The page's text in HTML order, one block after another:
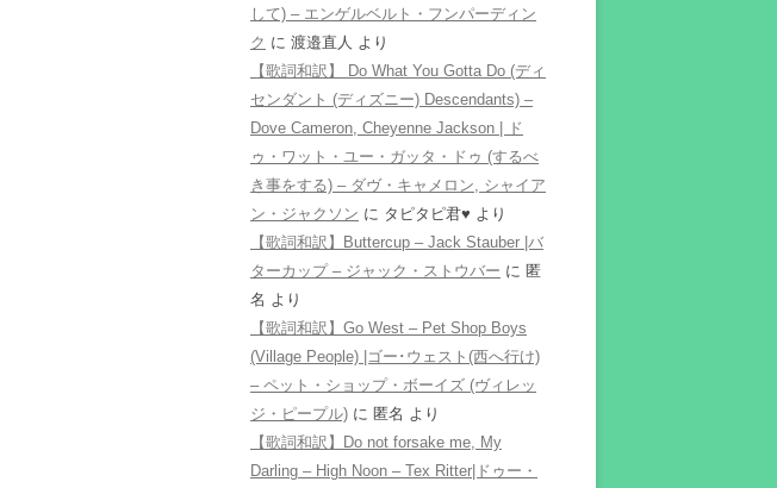
して) – エンゲルベルト・フンパーディン
ク に 渡邉直人 より
【歌詞和訳】 Do What You Gotta Do (ディ
センダント (ディズニー) Descendants) –
Dove Cameron, Cheyenne Jackson | ド
ゥ・ワット・ユー・ガッタ・ドゥ (するべ
き事をする) – ダヴ・キャメロン, シャイア
ン・ジャクソン に タピタピ君♥️ より
【歌詞和訳】Buttercup – Jack Stauber |バ
ターカップ – ジャック・ストウバー に 匿
名 より
【歌詞和訳】Go West – Pet Shop Boys
(Village People) |ゴー･ウェスト(西へ行け)
– ペット・ショップ・ボーイズ (ヴィレッ
ジ・ピープル) に 匿名 より
【歌詞和訳】Do not forsake me, My
Darling – High Noon – Tex Ritter|ドゥー・